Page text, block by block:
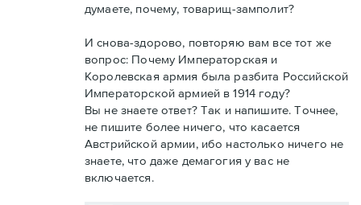
думаете, почему, товарищ-замполит?
И снова-здорово, повторяю вам все тот же
вопрос: Почему Императорская и
Королевская армия была разбита Российской
Императорской армией в 1914 году?
Вы не знаете ответ? Так и напишите. Точнее,
не пишите более ничего, что касается
Австрийской армии, ибо настолько ничего не
знаете, что даже демагогия у вас не
включается.